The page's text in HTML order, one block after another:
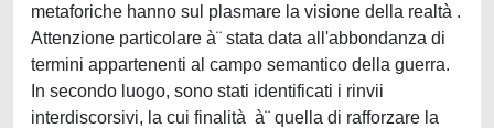
metaforiche hanno sul plasmare la visione della realtà .
Attenzione particolare à¨ stata data all'abbondanza di
termini appartenenti al campo semantico della guerra.
In secondo luogo, sono stati identificati i rinvii
interdiscorsivi, la cui finalità à¨ quella di rafforzare la